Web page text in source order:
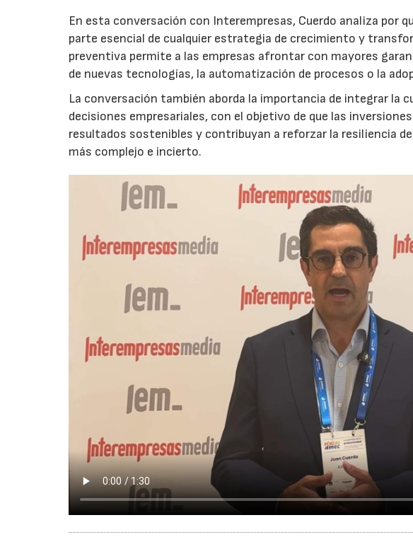
En esta conversación con Interempresas, Cuerdo analiza por
parte esencial de cualquier estrategia de crecimiento y
preventiva permite a las empresas afrontar con mayores
de nuevas tecnologías, la automatización de procesos o la
La conversación también aborda la importancia de integrar la
decisiones empresariales, con el objetivo de que las
resultados sostenibles y contribuyan a reforzar la resiliencia
más complejo e incierto.